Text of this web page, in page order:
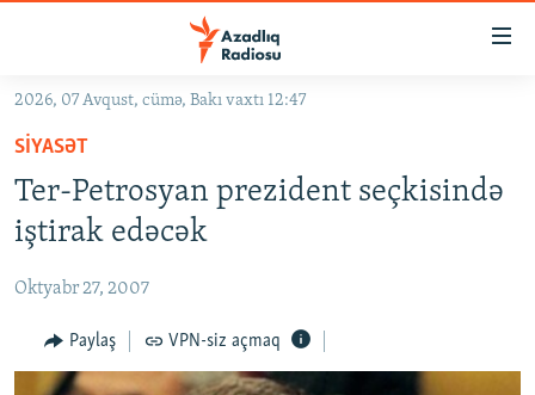
Əsas
qayıt
Əsas
naviqasiyaya
qayıt
Axtarışa
GÜNDƏM
KORRUPSIOMETR
#ƏSLINDƏ
FƏRQƏ BAX
QANUNI DOĞRU
ARAŞDIRMA
2026, 07 Avqust, cümə, Bakı vaxtı 12:47
SIYASƏT
Ter-Petrosyan prezident seçkisində
iştirak edəcək
Oktyabr 27, 2007
Paylaş VPN-siz açmaq